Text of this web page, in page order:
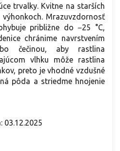
trvalky. Kvitne na starších
Mrazuvzdornosť
približne do −25 °C,
chránime navrstvením
čečinou, aby rastlina
vlhku môže rastlina
preto je vhodné vzdušné
pôda a striedme hnojenie
03.12.2025